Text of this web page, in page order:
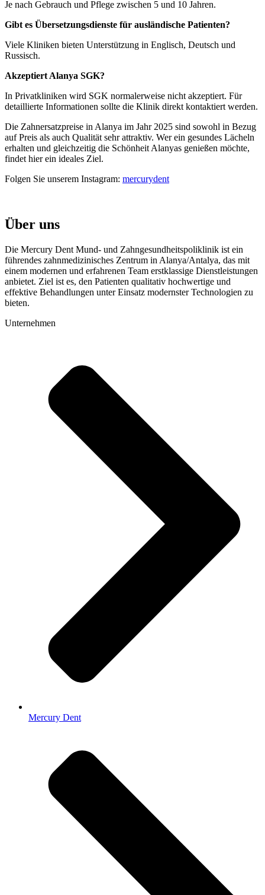
Je nach Gebrauch und Pflege zwischen 5 und 10 Jahren.
Gibt es Übersetzungsdienste für ausländische Patienten?
Viele Kliniken bieten Unterstützung in Englisch, Deutsch und
Russisch.
Akzeptiert Alanya SGK?
In Privatkliniken wird SGK normalerweise nicht akzeptiert. Für
detaillierte Informationen sollte die Klinik direkt kontaktiert werden.
Die Zahnersatzpreise in Alanya im Jahr 2025 sind sowohl in Bezug
auf Preis als auch Qualität sehr attraktiv. Wer ein gesundes Lächeln
erhalten und gleichzeitig die Schönheit Alanyas genießen möchte,
findet hier ein ideales Ziel.
Folgen Sie unserem Instagram: mercurydent
Über uns
Die Mercury Dent Mund- und Zahngesundheitspoliklinik ist ein
führendes zahnmedizinisches Zentrum in Alanya/Antalya, das mit
einem modernen und erfahrenen Team erstklassige Dienstleistungen
anbietet. Ziel ist es, den Patienten qualitativ hochwertige und
effektive Behandlungen unter Einsatz modernster Technologien zu
bieten.
Unternehmen
Mercury Dent